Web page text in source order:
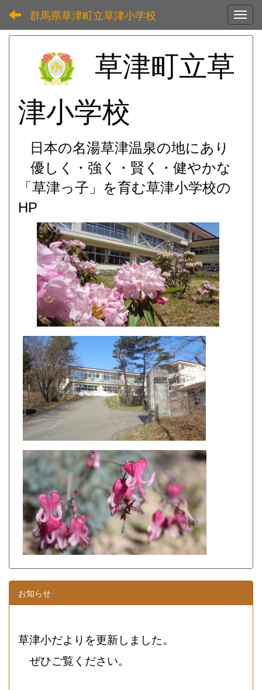
群馬県草津町立草津小学校
草津町立草
津小学校
日本の名湯草津温泉の地にあり
優しく・強く・賢く・健やかな
「草津っ子」を育む草津小学校の
HP
お知らせ
草津小だよりを更新しました。
ぜひご覧ください。